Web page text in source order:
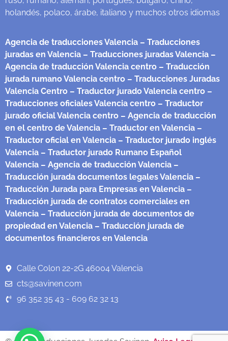
holandés, polaco, árabe, italiano y muchos otros idiomas
Agencia de traducciones Valencia – Traducciones
juradas en Valencia – Traducciones juradas Valencia –
Agencia de traducción Valencia centro – Traducción
jurada rumano Valencia centro – Traducciones Juradas
Valencia Centro – Traductor jurado Valencia centro –
Traducciones oficiales Valencia centro – Traductor
jurado oficial Valencia centro – Agencia de traducción
en el centro de Valencia – Traductor en Valencia –
Traductor oficial en Valencia – Traductor jurado inglés
Valencia – Traductor jurado Rumano Español
Valencia – Agencia de traducción Valencia –
Traducción jurada documentos legales Valencia –
Traducción Jurada para Empresas en Valencia –
Traducción jurada de contratos comerciales en
Valencia – Traducción jurada de documentos de
propiedad en Valencia – Traducción jurada de
documentos financieros en Valencia
Calle Colon 22-2G 46004 Valencia
cts@savinen.com
96 352 35 43 - 609 62 32 13